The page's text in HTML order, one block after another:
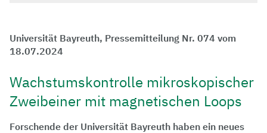
Universität Bayreuth, Pressemitteilung Nr. 074 vom
18.07.2024
Wachstumskontrolle mikroskopischer
Zweibeiner mit magnetischen Loops
Forschende der Universität Bayreuth haben ein neues